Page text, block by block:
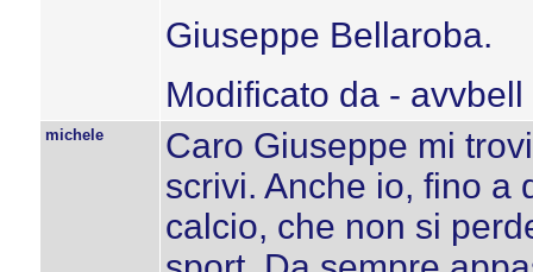
Giuseppe Bellaroba.
Modificato da -
michele
Caro Giuseppe mi
scrivi. Anche io, fino a
calcio, che non si